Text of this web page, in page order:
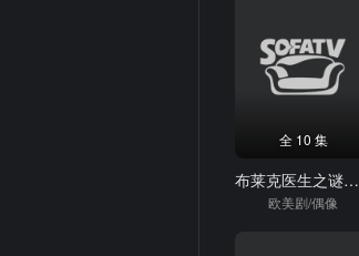
全 10 集
布莱克医生之谜第二季
欧美剧/偶像